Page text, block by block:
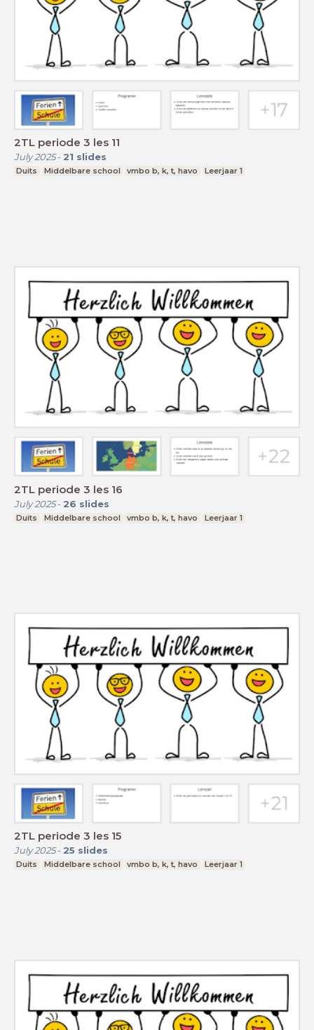
2TL periode 3 les 11
July 2025- 21 slides
Duits Middelbare school vmbo b, k, t, havo Leerjaar 1
2TL periode 3 les 16
July 2025- 26 slides
Duits Middelbare school vmbo b, k, t, havo Leerjaar 1
2TL periode 3 les 15
July 2025- 25 slides
Duits Middelbare school vmbo b, k, t, havo Leerjaar 1